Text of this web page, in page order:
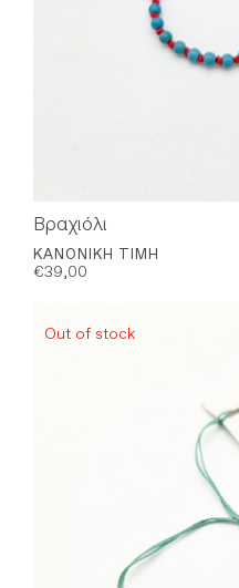
Βραχιόλι
ΚΑΝΟΝΙΚΉ ΤΙΜΉ
€39,00
Out of stock